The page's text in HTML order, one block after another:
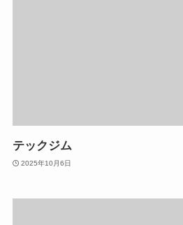
テックジム
2025年10月6日